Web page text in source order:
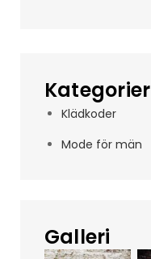
Kategorier
Klädkoder
Mode för män
Galleri